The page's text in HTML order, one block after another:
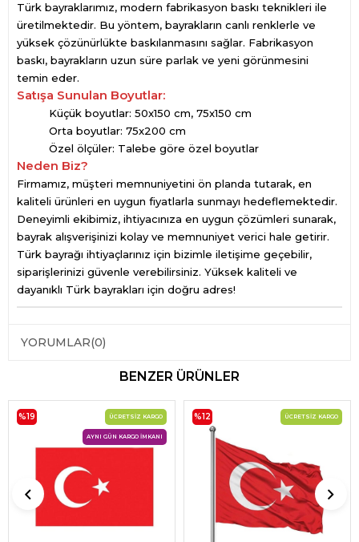
Türk bayraklarımız, modern fabrikasyon baskı teknikleri ile
üretilmektedir. Bu yöntem, bayrakların canlı renklerle ve
yüksek çözünürlükte baskılanmasını sağlar. Fabrikasyon
baskı, bayrakların uzun süre parlak ve yeni görünmesini
temin eder.
Satışa Sunulan Boyutlar:
Küçük boyutlar: 50x150 cm, 75x150 cm
Orta boyutlar: 75x200 cm
Özel ölçüler: Talebe göre özel boyutlar
Neden Biz?
Firmamız, müşteri memnuniyetini ön planda tutarak, en
kaliteli ürünleri en uygun fiyatlarla sunmayı hedeflemektedir.
Deneyimli ekibimiz, ihtiyacınıza en uygun çözümleri sunarak,
bayrak alışverişinizi kolay ve memnuniyet verici hale getirir.
Türk bayrağı ihtiyaçlarınız için bizimle iletişime geçebilir,
siparişlerinizi güvenle verebilirsiniz. Yüksek kaliteli ve
dayanıklı Türk bayrakları için doğru adres!
YORUMLAR(0)
BENZER ÜRÜNLER
%19 ÜCRETSIZ KARGO
AYNI GÜN KARGO İMKANI
%12 ÜCRETSIZ KARGO